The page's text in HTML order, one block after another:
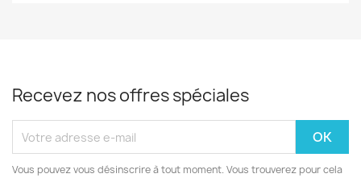
Recevez nos offres spéciales
Vous pouvez vous désinscrire à tout moment. Vous trouverez pour cela